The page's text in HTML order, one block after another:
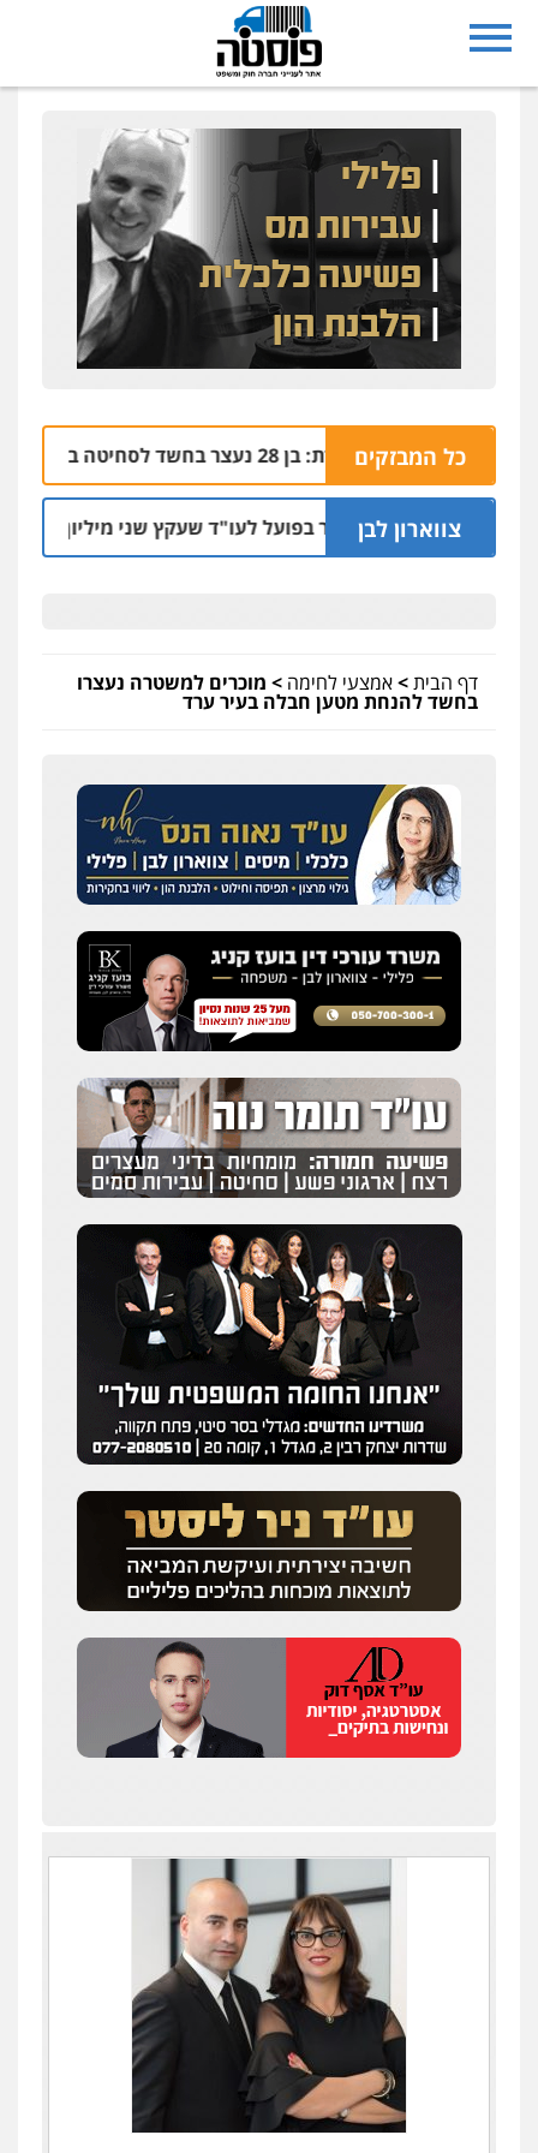
כל המבזקים
נצרת: בן 28 נעצר בחשד לסחיטה באיומים מטלפון שאינו שלו
צווארון לבן
מאסר בפועל לעו"ד שעקץ שני מיליון שקל על דירה
דף הבית>אמצעי לחימה > מוכרים למשטרה נעצרו
בחשד להנחת מטען חבלה בעיר ערד
עדי כרמלי – חברת עו"ד
פלילי כלכלי עורכי דין לענייני אסירים
0525060666
גיא זהבי משרד עורכי דין
משפחה
503456449
עו"ד איהאב ג'לג'ולי